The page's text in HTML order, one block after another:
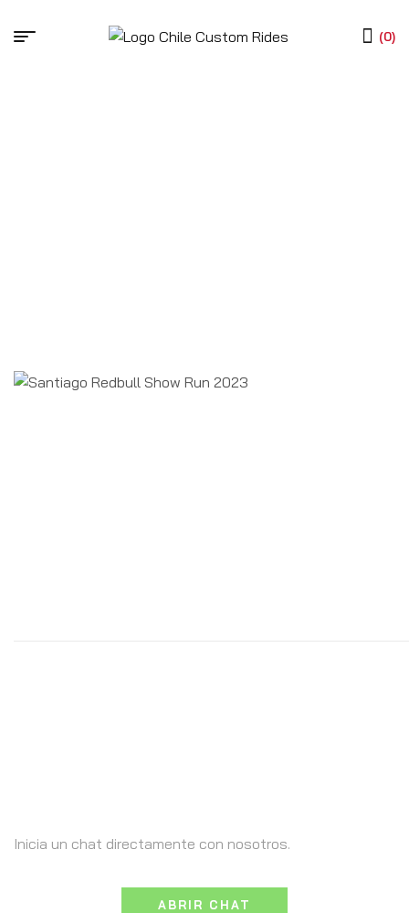
(0)
Inicia un chat directamente con nosotros.
ABRIR CHAT